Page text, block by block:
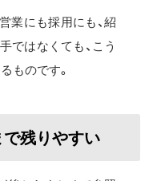
業にも採用にも、紹
ではなくても、こう
ものです。
で残りやすい